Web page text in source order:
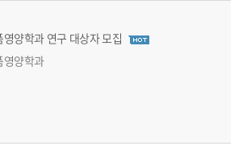
양학과 연구 대상자 모집
영양학과